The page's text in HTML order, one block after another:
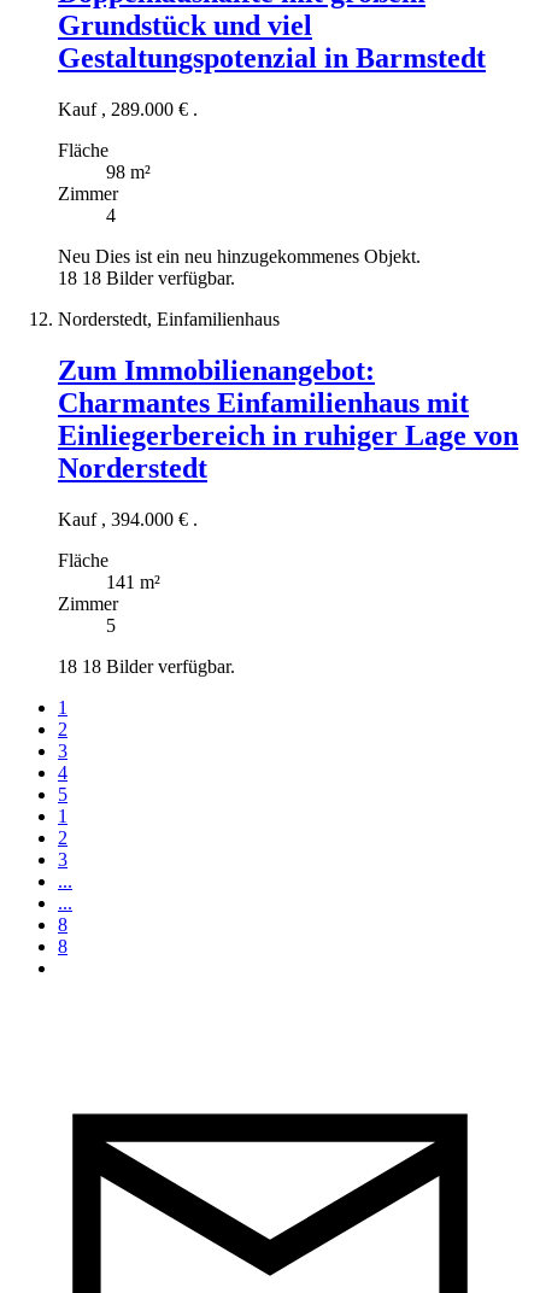
Grundstück und viel
Gestaltungspotenzial in Barmstedt
Kauf , 289.000 € .
Fläche
98 m²
Zimmer
4
Neu Dies ist ein neu hinzugekommenes Objekt.
18 18 Bilder verfügbar.
Norderstedt, Einfamilienhaus
Zum Immobilienangebot:
Charmantes Einfamilienhaus mit
Einliegerbereich in ruhiger Lage von
Norderstedt
Kauf , 394.000 € .
Fläche
141 m²
Zimmer
5
18 18 Bilder verfügbar.
1
2
3
4
5
1
2
3
...
...
8
8